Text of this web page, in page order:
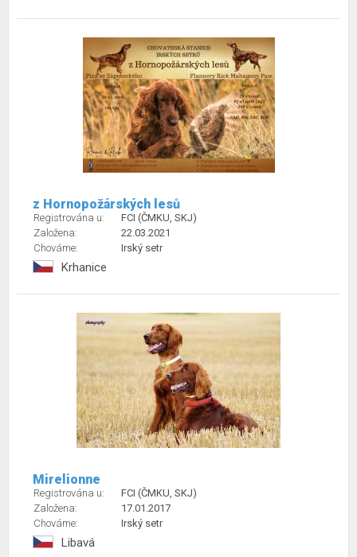
z Hornopožárských lesů
Registrována u:
FCI (ČMKU, SKJ)
Založena:
22.03.2021
Chováme:
Irský setr
Krhanice
Mirelionne
Registrována u:
FCI (ČMKU, SKJ)
Založena:
17.01.2017
Chováme:
Irský setr
Libavá